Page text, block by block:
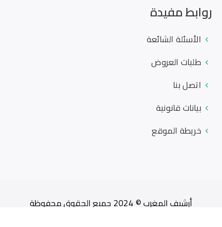
روابط مفيدة
الأسئلة الشائعة
طلبات العروض
اتصل بنا
بيانات قانونية
خريطة الموقع
أرشيف المغرب © 2024 جميع الحقوق محفوظة